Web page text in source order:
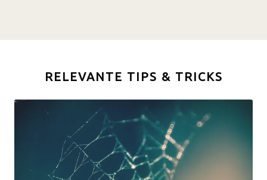
RELEVANTE TIPS & TRICKS